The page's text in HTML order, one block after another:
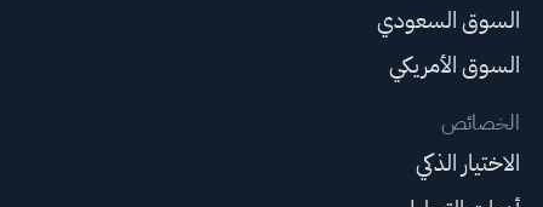
السوق السعودي
السوق الأمريكي
الخصائص
الاختيار الذكي